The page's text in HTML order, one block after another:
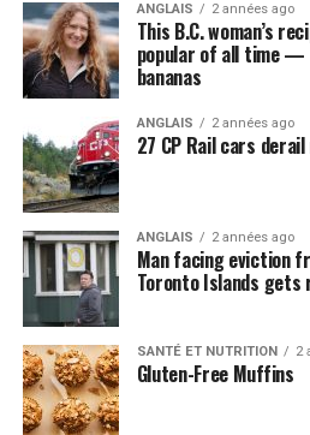
ANGLAIS 2 années ago
This B.C. woman’s
popular of all time —
bananas
ANGLAIS 2 années ago
27 CP Rail cars
ANGLAIS 2 années ago
Man facing eviction
Toronto Islands
SANTÉ ET NUTRITION 2
Gluten-Free Muffins